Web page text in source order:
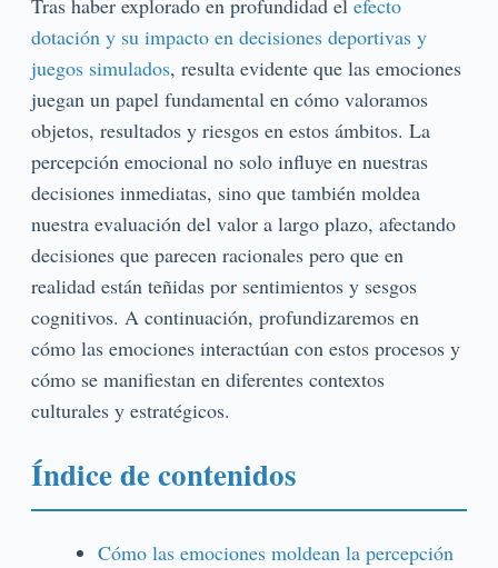
Tras haber explorado en profundidad el efecto
dotación y su impacto en decisiones deportivas y
juegos simulados, resulta evidente que las emociones
juegan un papel fundamental en cómo valoramos
objetos, resultados y riesgos en estos ámbitos. La
percepción emocional no solo influye en nuestras
decisiones inmediatas, sino que también moldea
nuestra evaluación del valor a largo plazo, afectando
decisiones que parecen racionales pero que en
realidad están teñidas por sentimientos y sesgos
cognitivos. A continuación, profundizaremos en
cómo las emociones interactúan con estos procesos y
cómo se manifiestan en diferentes contextos
culturales y estratégicos.
Índice de contenidos
Cómo las emociones moldean la percepción